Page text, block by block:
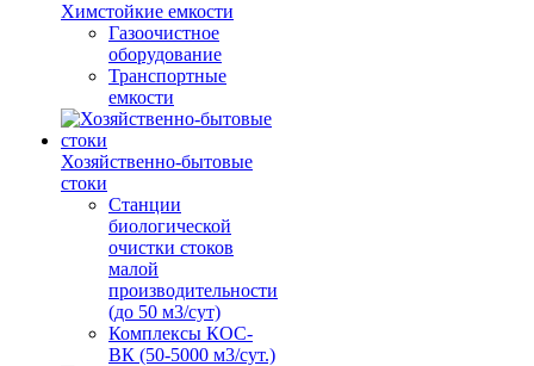
Химстойкие емкости
Газоочистное
оборудование
Транспортные
емкости
Хозяйственно-бытовые
стоки
Станции
биологической
очистки стоков
малой
производительности
(до 50 м3/сут)
Комплексы КОС-
ВК (50-5000 м3/сут.)